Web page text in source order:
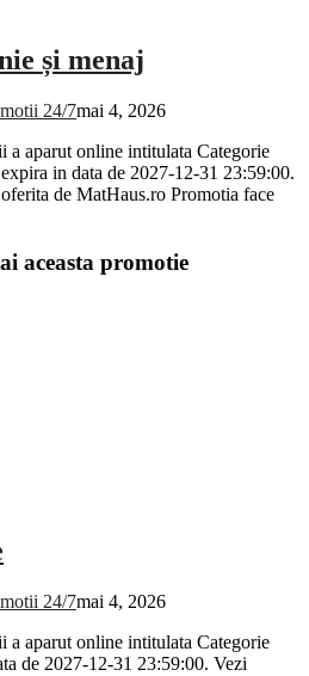
și menaj
24/7mai 4, 2026
a aparut online intitulata Categorie
in data de 2027-12-31 23:59:00.
de MatHaus.ro Promotia face
aceasta promotie
24/7mai 4, 2026
a aparut online intitulata Categorie
de 2027-12-31 23:59:00. Vezi